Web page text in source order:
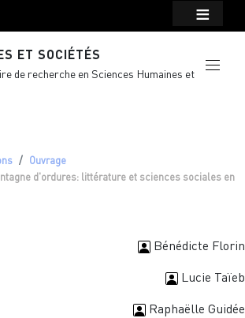
ET SOCIÉTÉS
de recherche en Sciences Humaines et
Ouvrage
d'ordures: littérature et sciences sociales en
Bénédicte Florin
Lucie Taïeb
Raphaëlle Guidée